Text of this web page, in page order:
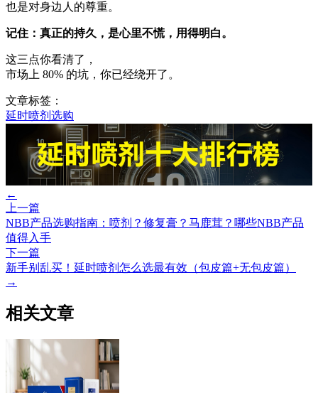
也是对身边人的尊重。
记住：真正的持久，是心里不慌，用得明白。
这三点你看清了，
市场上 80% 的坑，你已经绕开了。
文章标签：
延时喷剂选购
←
上一篇
NBB产品选购指南：喷剂？修复膏？马鹿茸？哪些NBB产品
值得入手
下一篇
新手别乱买！延时喷剂怎么选最有效（包皮篇+无包皮篇）
→
相关文章